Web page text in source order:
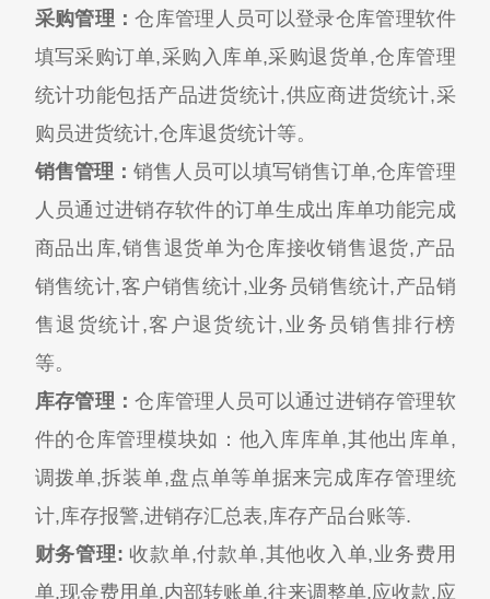
采购管理：仓库管理人员可以登录仓库管理软件
填写采购订单,采购入库单,采购退货单,仓库管理
统计功能包括产品进货统计,供应商进货统计,采
购员进货统计,仓库退货统计等。
销售管理： 销售人员可以填写销售订单,仓库管理
人员通过进销存软件的订单生成出库单功能完成
商品出库,销售退货单为仓库接收销售退货,产品
销售统计,客户销售统计,业务员销售统计,产品销
售退货统计,客户退货统计,业务员销售排行榜
等。
库存管理：仓库管理人员可以通过进销存管理软
件的仓库管理模块如：他入库库单,其他出库单,
调拨单,拆装单,盘点单等单据来完成库存管理统
计,库存报警,进销存汇总表,库存产品台账等.
财务管理:收款单,付款单,其他收入单,业务费用
单,现金费用单,内部转账单,往来调整单,应收款,应